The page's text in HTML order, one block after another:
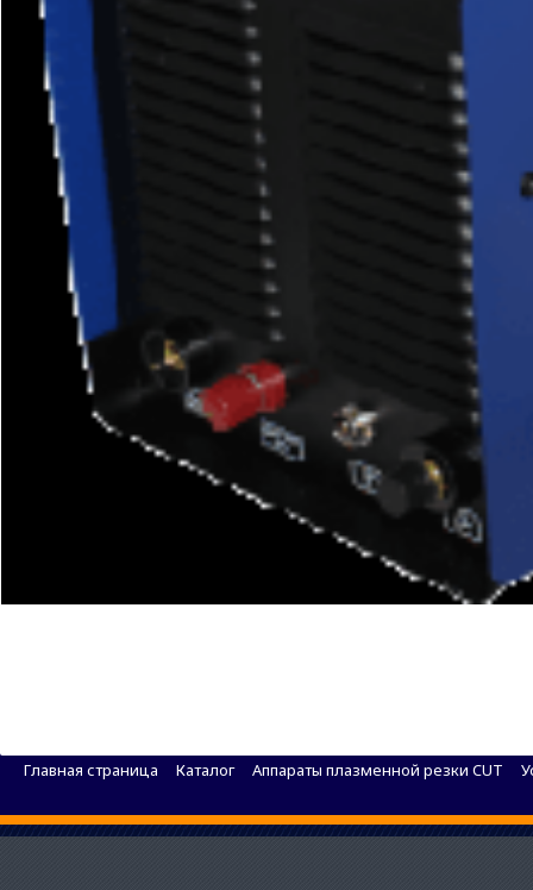
Главная страница Каталог Аппараты плазменной резки CUT